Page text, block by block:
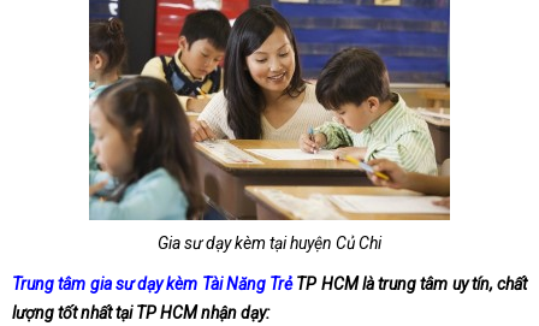
Gia sư dạy kèm tại huyện Củ Chi
Trung tâm gia sư dạy kèm Tài Năng TrẻTP HCM là trung tâm uy tín, chất
lượng tốt nhất tại TP HCM nhận dạy: